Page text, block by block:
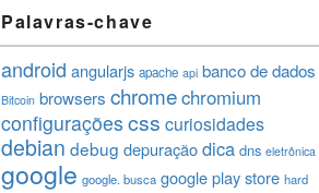
Palavras-chave
android angularjs apache api banco de dados
Bitcoin browsers chromechromium
configurações css curiosidades
debian debug depuraçãodica dns eletrônica
google google. busca google play store hard